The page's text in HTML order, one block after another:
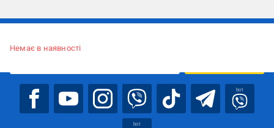
Немає в наявності
bot
bot